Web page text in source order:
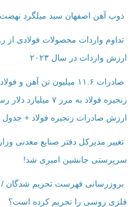
ذوب آهن اصفهان سبد میلگرد
تداوم واردات محصولات فولادی از
ارزش واردات در سال ۲۰۲۳
زنجیره فولاد به
ارزش صادرات زنجیره فولاد + جدول
تغییر مدیرکل دفتر صنایع معدنی
سرپرستی جانشین امیری شد!
بروزرسانی فهرست تحریم شدگان
فلزی روسی را تحریم کرده است؟